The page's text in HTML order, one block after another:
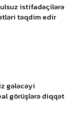
istifadəçilərə
təqdim edir
gələcəyi
görüşlərə diqqət